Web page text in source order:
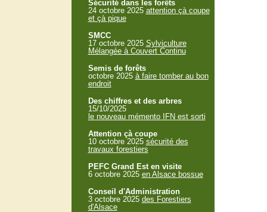
Sécurité dans les forêts
24 octobre 2025 attention çà coupe
et çà pique
SMCC
17 octobre 2025 Sylviculture
Mélangée à Couvert Continu
Semis de forêts
octobre 2025 à faire tomber au bon
endroit
Des chiffres et des arbres
15/10/2025
le nouveau mémento IFN est sorti
Attention çà coupe
10 octobre 2025 sécurité des
travaux forestiers
PEFC Grand Est en visite
6 octobre 2025 en Alsace bossue
Conseil d'Administration
3 octobre 2025 des Forestiers
d'Alsace